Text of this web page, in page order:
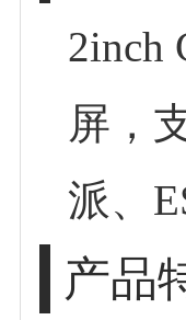
2inch
屏，
派、
产品